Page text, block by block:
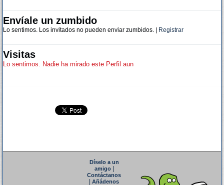
Envíale un zumbido
Lo sentimos. Los invitados no pueden enviar zumbidos. | Registrar
Visitas
Lo sentimos. Nadie ha mirado este Perfil aun
Díselo a un
amigo|
Contáctanos
Añádenos